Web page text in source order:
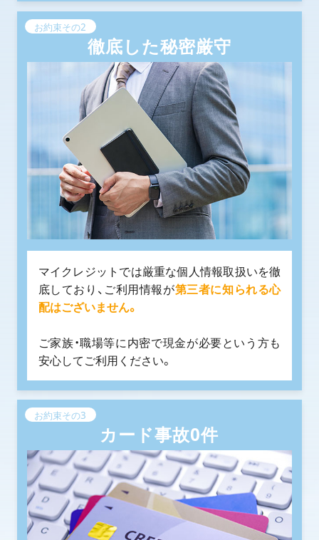
お約束その2
徹底した秘密厳守
マイクレジットでは厳重な個人情報取扱いを徹
底しており、ご利用情報が第三者に知られる心
配はございません。
ご家族・職場等に内密で現金が必要という方も
安心してご利用ください。
お約束その3
カード事故0件